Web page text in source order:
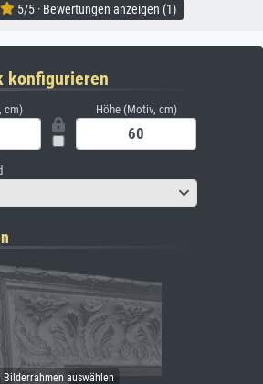
5/5 · Bewertungen anzeigen (1)
konfigurieren
cm) Höhe (Motiv, cm)